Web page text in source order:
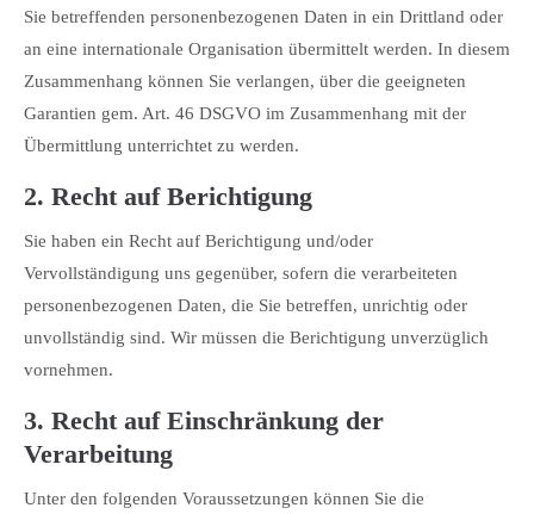
Sie betreffenden personenbezogenen Daten in ein Drittland oder
an eine internationale Organisation übermittelt werden. In diesem
Zusammenhang können Sie verlangen, über die geeigneten
Garantien gem. Art. 46 DSGVO im Zusammenhang mit der
Übermittlung unterrichtet zu werden.
2. Recht auf Berichtigung
Sie haben ein Recht auf Berichtigung und/oder
Vervollständigung uns gegenüber, sofern die verarbeiteten
personenbezogenen Daten, die Sie betreffen, unrichtig oder
unvollständig sind. Wir müssen die Berichtigung unverzüglich
vornehmen.
3. Recht auf Einschränkung der
Verarbeitung
Unter den folgenden Voraussetzungen können Sie die